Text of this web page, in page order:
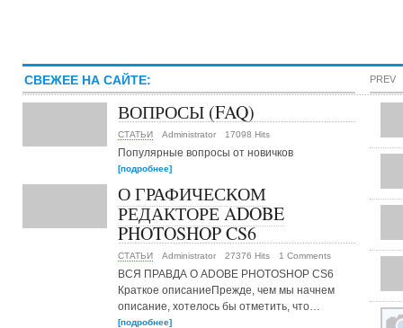
СВЕЖЕЕ НА САЙТЕ:
ВОПРОСЫ (FAQ)
СТАТЬИ Administrator 17098 Hits
Популярные вопросы от новичков
[подробнее]
О ГРАФИЧЕСКОМ
РЕДАКТОРЕ ADOBE
PHOTOSHOP CS6
СТАТЬИ Administrator 27376 Hits 1 Comments
ВСЯ ПРАВДА О ADOBE PHOTOSHOP CS6
Краткое описаниеПрежде, чем мы начнем
описание, хотелось бы отметить, что…
[подробнее]
PREV